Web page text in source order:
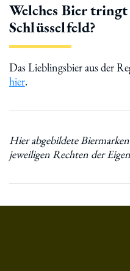
Welches Bier
Schlüsselfeld?
Das Lieblingsbier aus der
hier.